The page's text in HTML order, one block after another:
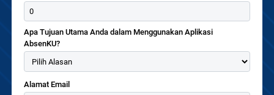
Apa Tujuan Utama Anda dalam Menggunakan Aplikasi
AbsenKU?
Alamat Email